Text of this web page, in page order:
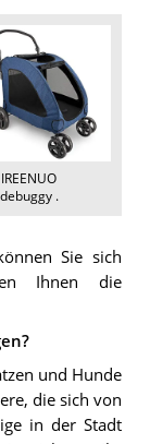
IREENUO
.
Sie sich
Ihnen die
und Hunde
die sich von
in der Stadt